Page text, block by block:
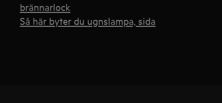
brännarlock
Så här byter du ugnslampa, sida